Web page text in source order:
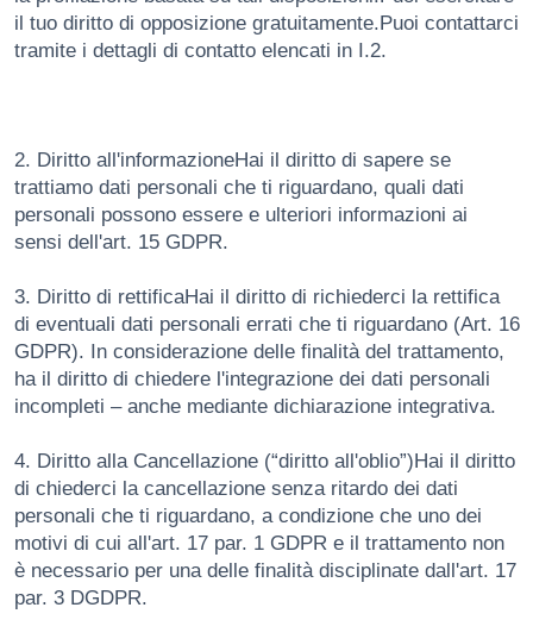
il tuo diritto di opposizione gratuitamente.Puoi contattarci
tramite i dettagli di contatto elencati in I.2.
2. Diritto all'informazioneHai il diritto di sapere se
trattiamo dati personali che ti riguardano, quali dati
personali possono essere e ulteriori informazioni ai
sensi dell'art. 15 GDPR.
3. Diritto di rettificaHai il diritto di richiederci la rettifica
di eventuali dati personali errati che ti riguardano (Art. 16
GDPR). In considerazione delle finalità del trattamento,
ha il diritto di chiedere l'integrazione dei dati personali
incompleti – anche mediante dichiarazione integrativa.
4. Diritto alla Cancellazione (“diritto all'oblio”)Hai il diritto
di chiederci la cancellazione senza ritardo dei dati
personali che ti riguardano, a condizione che uno dei
motivi di cui all'art. 17 par. 1 GDPR e il trattamento non
è necessario per una delle finalità disciplinate dall'art. 17
par. 3 DGDPR.